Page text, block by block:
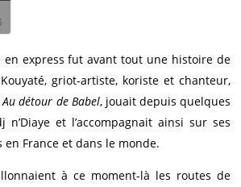
en express fut avant tout une histoire de
griot-artiste, koriste et chanteur,
Au détour de Babel, jouait depuis quelques
n’Diaye et l’accompagnait ainsi sur ses
France et dans le monde.
à ce moment-là les routes de